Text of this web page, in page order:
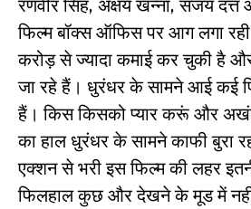
रणवीर सिंह, अक्षय खन्ना, संजय दत्त
फिल्म बॉक्स ऑफिस पर आग लगा
करोड़ से ज्यादा कमाई कर चुकी है और
जा रहे हैं। धुरंधर के सामने आई कई
हैं। किस किसको प्यार करूं और
का हाल धुरंधर के सामने काफी बुरा
एक्शन से भरी इस फिल्म की लहर
फिलहाल कुछ और देखने के मूड में